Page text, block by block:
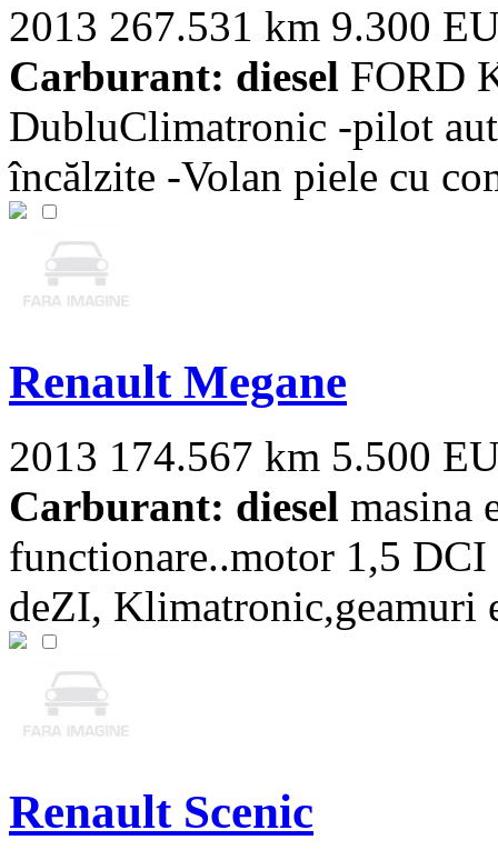
2013 267.531 km 9.300
Carburant: diesel FORD
DubluClimatronic -pilot
încălzite -Volan piele cu
Renault Megane
2013 174.567 km 5.500
Carburant: diesel masina
functionare..motor 1,5
deZI, Klimatronic,geamuri
Renault Scenic